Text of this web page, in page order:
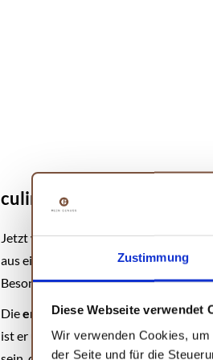
Zustimmung
Diese Webseite verwendet
Wir verwenden Cookies,
der Seite und für die
culinario Einkochtopf-Set,
Jetzt wird es richtig professionell! Das
aus einem emaillierten Kochtopf mit
Besondere an diesem Thermometer
Dieemaillierte Oberflächemacht
ist er universell einsetzbar. Mit110